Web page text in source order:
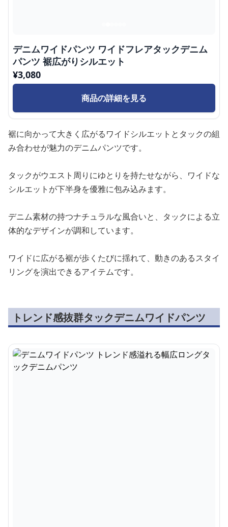
デニムワイドパンツ ワイドフレアタックデニム
パンツ 裾広がりシルエット
¥3,080
商品の詳細を見る
裾に向かって大きく広がるワイドシルエットとタックの組
み合わせが魅力のデニムパンツです。
タックがウエスト周りにゆとりを持たせながら、ワイドな
シルエットが下半身を優雅に包み込みます。
デニム素材の持つナチュラルな風合いと、タックによる立
体的なデザインが調和しています。
ワイドに広がる裾が歩くたびに揺れて、動きのあるスタイ
リングを演出できるアイテムです。
トレンド感抜群タックデニムワイドパンツ